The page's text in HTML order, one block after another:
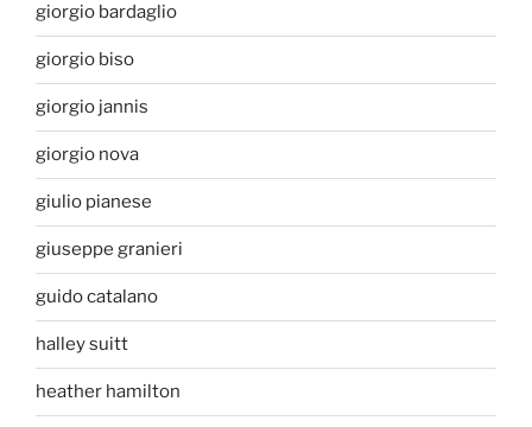
giorgio bardaglio
giorgio biso
giorgio jannis
giorgio nova
giulio pianese
giuseppe granieri
guido catalano
halley suitt
heather hamilton